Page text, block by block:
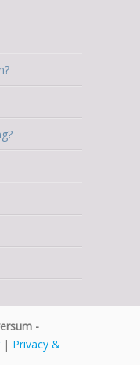
-
| Privacy &